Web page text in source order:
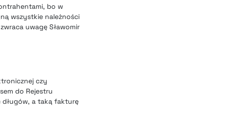
bo w
wszystkie należności
uwagę Sławomir
czy
do Rejestru
długów, a taką fakturę